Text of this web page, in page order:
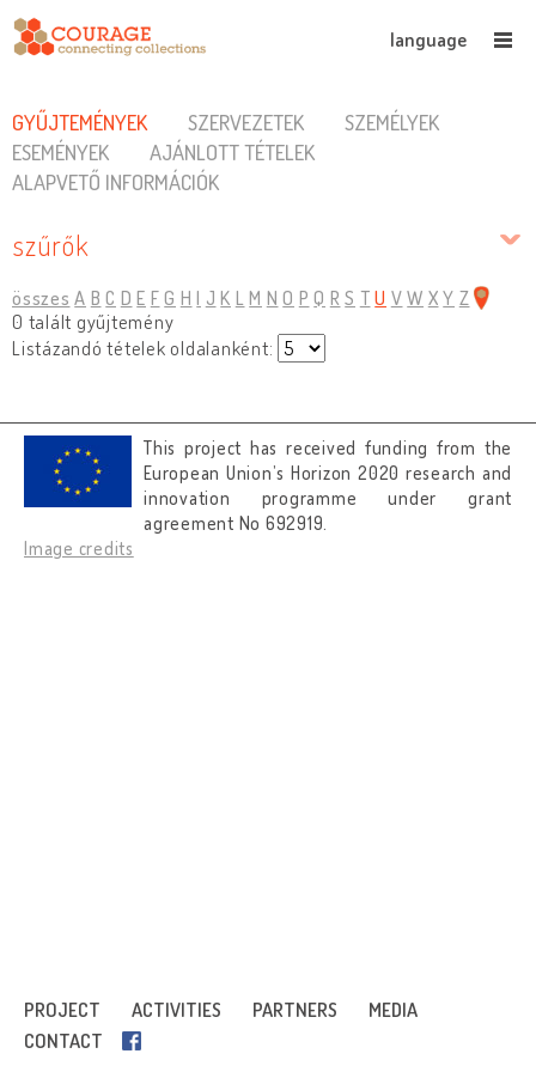
language
PROJECT ACTIVITIES PARTNERS
MEDIA
CONTACT
GYŰJTEMÉNYEK SZERVEZETEK
SZEMÉLYEK
ESEMÉNYEK
AJÁNLOTT TÉTELEK
ALAPVETŐ INFORMÁCIÓK
szűrők
összes A B C D E F G H I J K L M N O P Q R S T U V W X Y Z
0 talált gyűjtemény
Listázandó tételek oldalanként:
This project has received funding from the
European Union’s Horizon 2020 research and
innovation programme under grant
agreement No 692919.
Image credits